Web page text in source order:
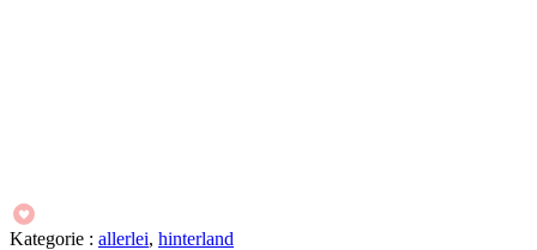
Kategorie : allerlei, hinterland